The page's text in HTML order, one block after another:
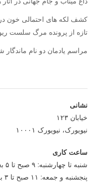
کشف لکه های احتمالی خون در
تازه از پرونده مرگ سلست
مراسم یادمان دو نام
نشانی
خیابان ۱۲۳
نیویورک، نیویورک ۱۰۰۰۱
ساعت کاری
شنبه تا چهارشنبه: ۹ صبح تا ۵ بعد از ظهر
پنجشنبه و جمعه: ۱۱ صبح تا ۳ بعد از ظهر